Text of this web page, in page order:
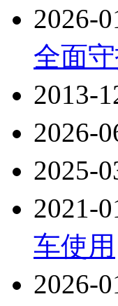
2026-
全面守
2013-
2026-
2025-
2021-
车使用
2026-